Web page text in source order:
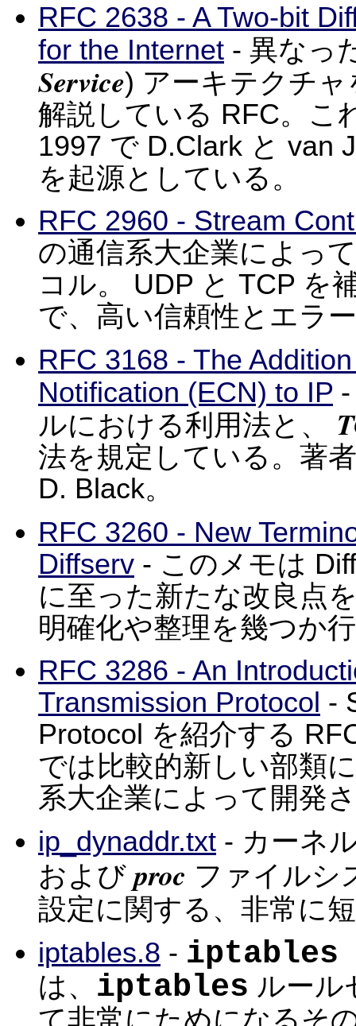
RFC 2638 - A Two-bit
for the Internet - 異なっ
Service) アーキテクチ
解説している RFC。こ
1997 で D.Clark と van
を起源としている。
RFC 2960 - Stream
の通信系大企業によっ
コル。 UDP と TCP を
で、高い信頼性とエラ
RFC 3168 - The
Notification (ECN) to IP
ルにおける利用法と、
法を規定している。著
D. Black。
RFC 3260 - New
Diffserv - このメモは
に至った新たな改良点
明確化や整理を幾つか
RFC 3286 - An
Transmission Protocol -
Protocol を紹介する
では比較的新しい部類
系大企業によって開発
ip_dynaddr.txt - カーネ
およびproc ファイルシ
設定に関する、非常に
iptables.8 - iptables
は、 iptables ルール
て非常にためになるそ